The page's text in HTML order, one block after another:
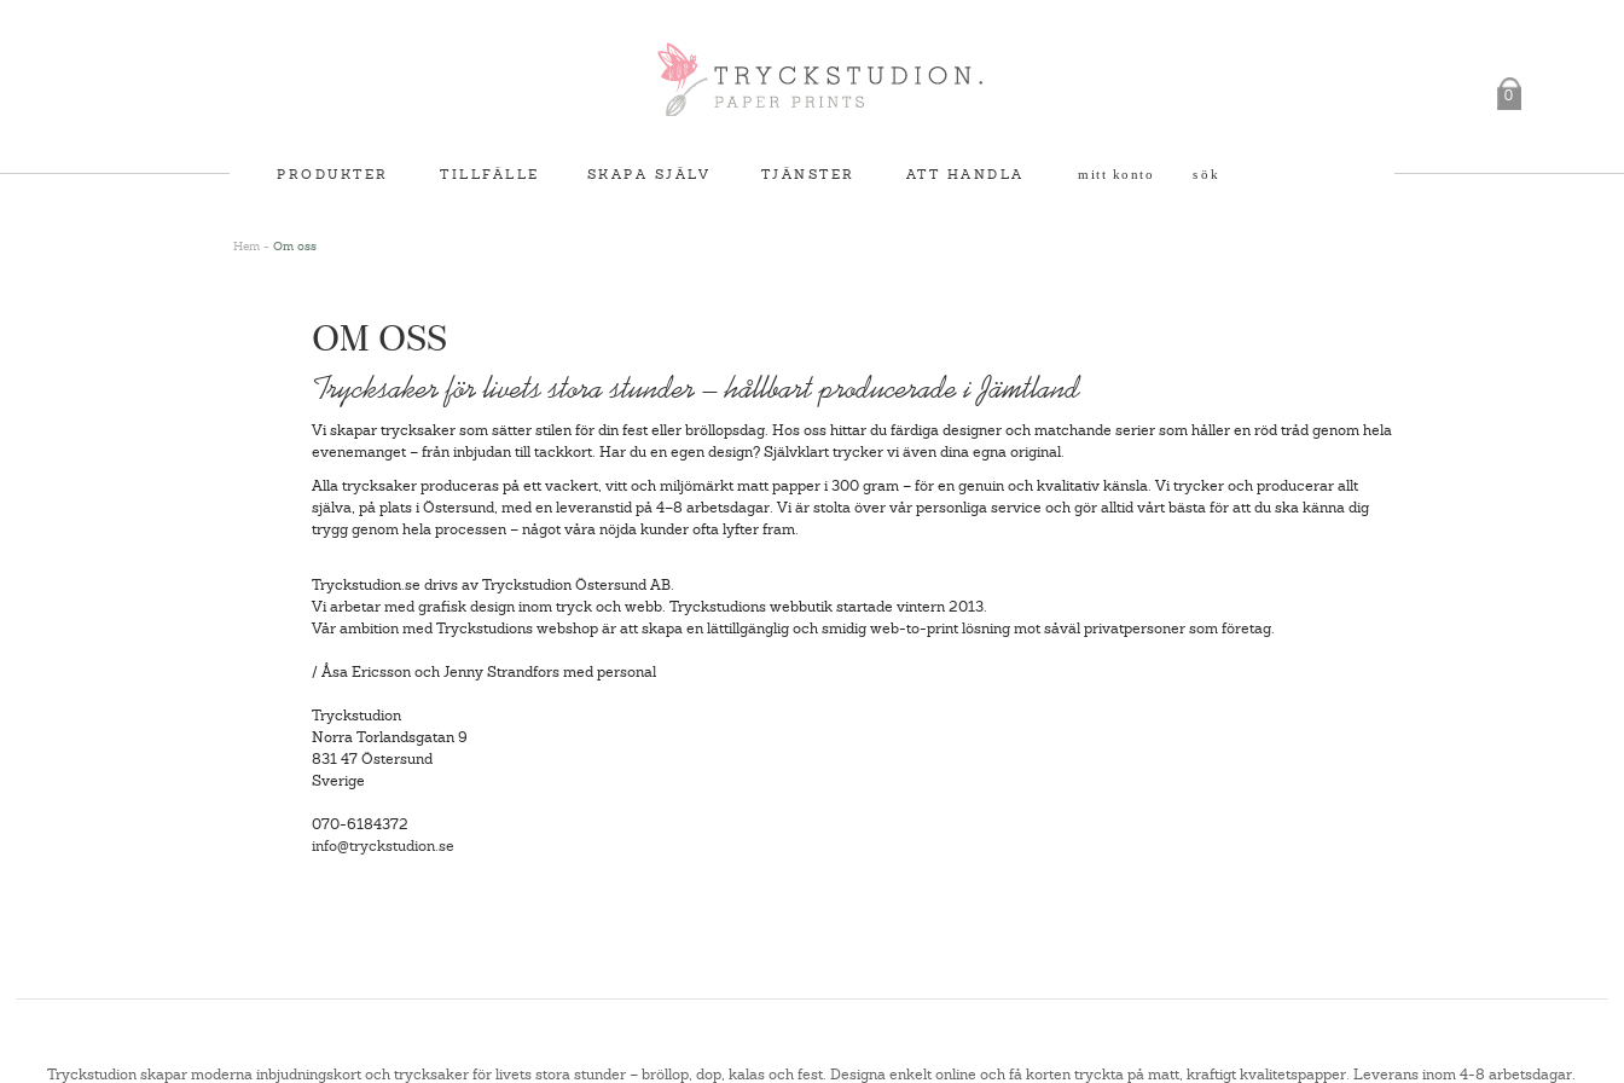
0
<
PRODUKTER TILLFÄLLE SKAPA SJÄLV TJÄNSTER ATT HANDLA mitt konto sök
Hem - Om oss
OM OSS
Trycksaker för livets stora stunder – hållbart producerade i Jämtland
Vi skapar trycksaker som sätter stilen för din fest eller bröllopsdag. Hos oss hittar du färdiga designer och matchande serier som håller en röd tråd genom hela
evenemanget – från inbjudan till tackkort. Har du en egen design? Självklart trycker vi även dina egna original.
Alla trycksaker produceras på ett vackert, vitt och miljömärkt matt papper i 300 gram – för en genuin och kvalitativ känsla. Vi trycker och producerar allt
själva, på plats i Östersund, med en leveranstid på 4–8 arbetsdagar. Vi är stolta över vår personliga service och gör alltid vårt bästa för att du ska känna dig
trygg genom hela processen – något våra nöjda kunder ofta lyfter fram.
Tryckstudion.se drivs av Tryckstudion Östersund AB.
Vi arbetar med grafisk design inom tryck och webb. Tryckstudions webbutik startade vintern 2013.
Vår ambition med Tryckstudions webshop är att skapa en lättillgänglig och smidig web-to-print lösning mot såväl privatpersoner som företag.
/ Åsa Ericsson och Jenny Strandfors med personal
Tryckstudion
Norra Torlandsgatan 9
831 47 Östersund
Sverige
070-6184372
info@tryckstudion.se
Tryckstudion skapar moderna inbjudningskort och trycksaker för livets stora stunder – bröllop, dop, kalas och fest. Designa enkelt online och få korten tryckta på matt, kraftigt kvalitetspapper. Leverans inom 4-8 arbetsdagar.